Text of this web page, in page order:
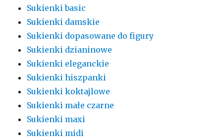
Sukienki basic
Sukienki damskie
Sukienki dopasowane do figury
Sukienki dzianinowe
Sukienki eleganckie
Sukienki hiszpanki
Sukienki koktajlowe
Sukienki małe czarne
Sukienki maxi
Sukienki midi